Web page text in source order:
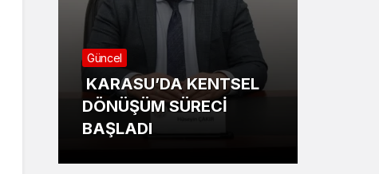
Güncel
KARASU’DA KENTSEL
DÖNÜŞÜM SÜRECİ
BAŞLADI